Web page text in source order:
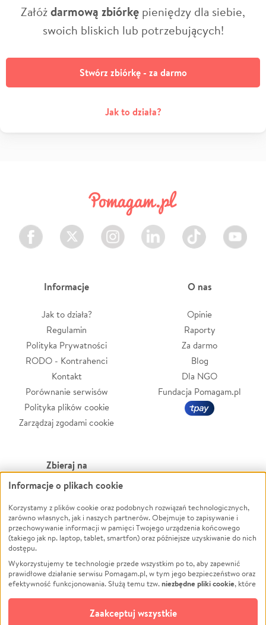
Załóżdarmową zbiórkę pieniędzy dla siebie,
swoich bliskich lub potrzebujących!
Stwórz zbiórkę - za darmo
Jak to działa?
Facebook Twitter Instagram LinkedIn TikTok Youtube
Informacje
Jak to działa?
Regulamin
Polityka Prywatności
RODO - Kontrahenci
Kontakt
Porównanie serwisów
Polityka plików cookie
Zarządzaj zgodami cookie
O nas
Opinie
Raporty
Za darmo
Blog
Dla NGO
Fundacja Pomagam.pl
Zbieraj na
Leczenie
Zwierzęta
Pożar
Ukraina
Pomoc Finansowa
Projekty
Pogrzeb
Społeczność lokalna
Powódź
Wichura
NGO
Edukacja
Podróż
Impreza
Ochrona środowiska
Informacje o plikach cookie
Korzystamy z plików cookie oraz podobnych rozwiązań technologicznych,
zarówno własnych, jak i naszych partnerów. Obejmuje to zapisywanie i
przechowywanie informacji w pamięci Twojego urządzenia końcowego
(takiego jak np. laptop, tablet, smartfon) oraz późniejsze uzyskiwanie do nich
dostępu.
Wykorzystujemy te technologie przede wszystkim po to, aby zapewnić
prawidłowe działanie serwisu Pomagam.pl, w tym jego bezpieczeństwo oraz
efektywność funkcjonowania. Służą temu tzw.niezbędne pliki cookie, które
opcjonalnych plików cookie
technologii do celów analitycznych i retargetingowych. Możesz wyrazić
Zaakceptuj wszystkie